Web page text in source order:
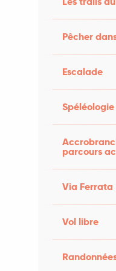
Pêcher
Escalade
Spéléologie
parcours
Via Ferrata
Vol libre
engrunat.